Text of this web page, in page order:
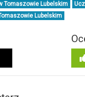
Tomaszowie Lubelskim
Lubelskim